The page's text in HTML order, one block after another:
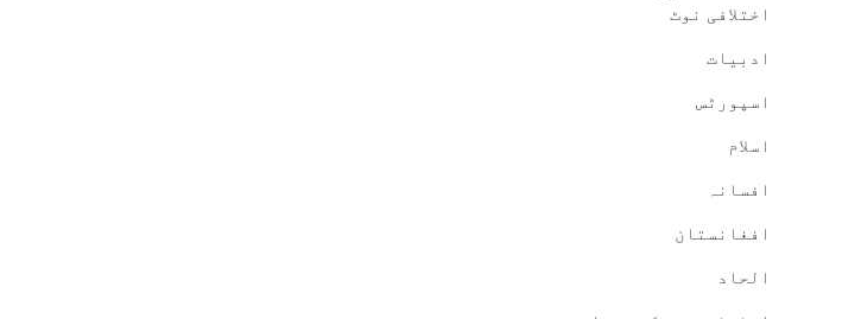
اختلافی نوٹ
ادبیات
اسپورٹس
اسلام
افسانہ
افغانستان
الحاد